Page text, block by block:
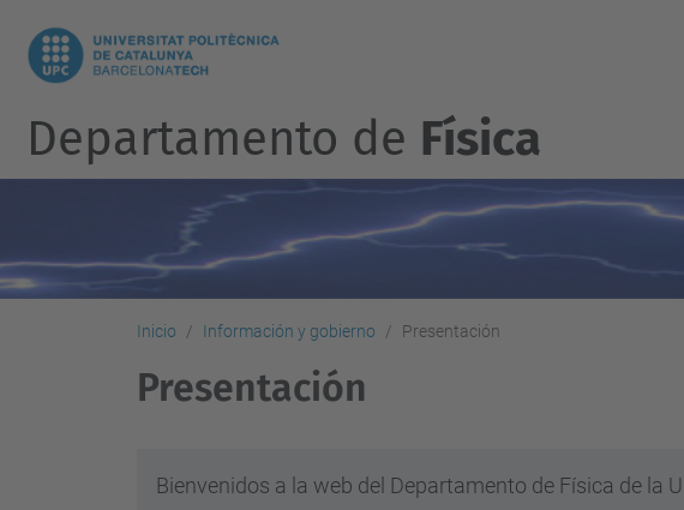
Departamento de Física
Inicio Información y gobierno Presentación
Presentación
Bienvenidos a la web del Departamento de Física de la